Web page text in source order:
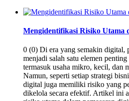
Mengidentifikasi Risiko Utama
0 (0) Di era yang semakin digital,
menjadi salah satu elemen
termasuk usaha mikro, kecil, dan
Namun, seperti setiap strategi
digital juga memiliki risiko yang
dikelola secara efektif. Artikel ini